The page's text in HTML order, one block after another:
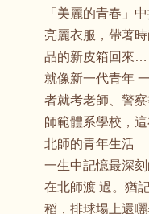
「美麗的青春」
亮麗衣服，帶著
品的新皮箱回來
就像新一代青年
者就考老師、警
師範體系學校，
北師的青年生活
一生中記憶最深
在北師渡 過。猶
稻，排球場上還